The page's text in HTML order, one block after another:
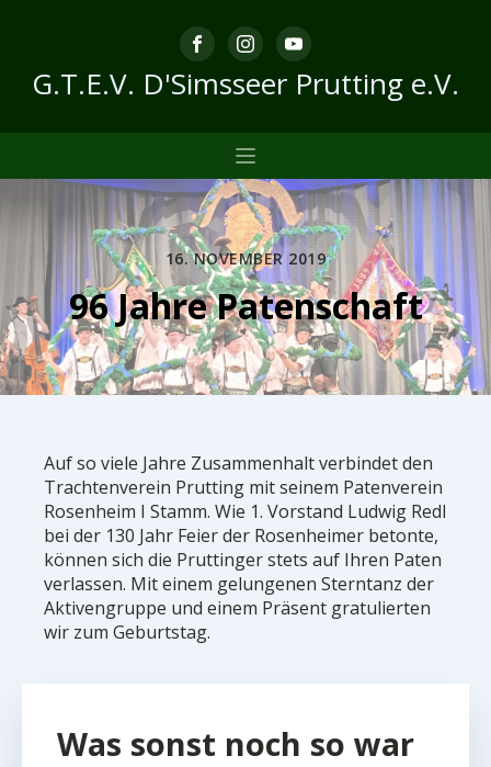
G.T.E.V. D'Simsseer Prutting e.V.
16. NOVEMBER 2019
96 Jahre Patenschaft
Auf so viele Jahre Zusammenhalt verbindet den
Trachtenverein Prutting mit seinem Patenverein
Rosenheim I Stamm. Wie 1. Vorstand Ludwig Redl
bei der 130 Jahr Feier der Rosenheimer betonte,
können sich die Pruttinger stets auf Ihren Paten
verlassen. Mit einem gelungenen Sterntanz der
Aktivengruppe und einem Präsent gratulierten
wir zum Geburtstag.
Was sonst noch so war